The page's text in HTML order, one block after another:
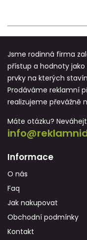
Jsme rodinná firma
přístup a hodnoty
prvky na kterých
Prodáváme reklamní
realizujeme převážně
Máte otázku?
Informace
O nás
Faq
Jak nakupovat
Obchodní podmínky
Kontakt